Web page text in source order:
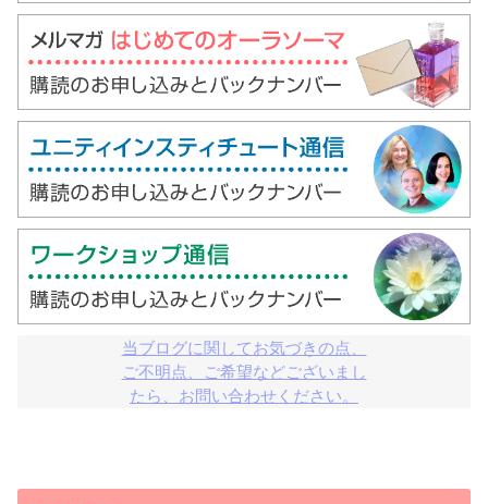
当ブログに関してお気づきの点、
ご不明点、ご希望などございまし
たら、お問い合わせください。